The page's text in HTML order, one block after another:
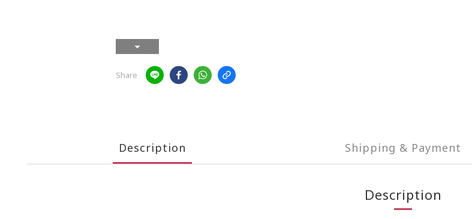
Share
Description Shipping & Payment
Description